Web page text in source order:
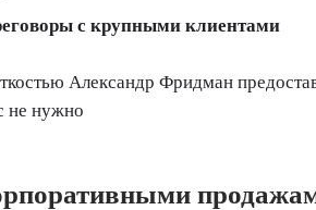
с крупными клиентами
Александр Фридман
не нужно